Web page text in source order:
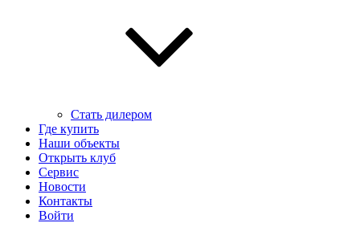
Стать дилером
Где купить
Наши объекты
Открыть клуб
Сервис
Новости
Контакты
Войти